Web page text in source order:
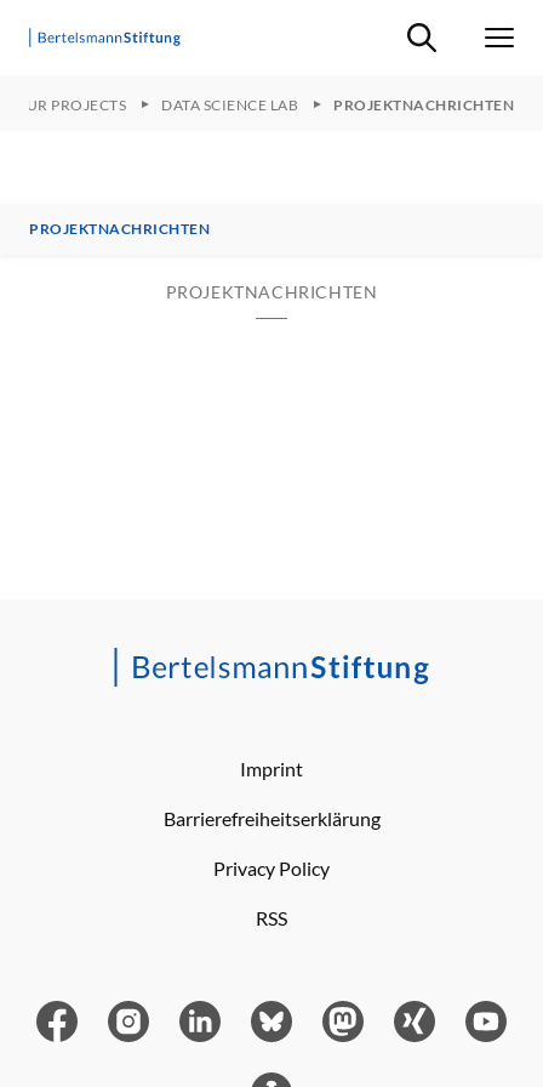
Suche ein-/
OUR PROJECTS DATA SCIENCE LAB PROJEKTNACHRICHTEN
PROJEKTNACHRICHTEN
PROJEKTNACHRICHTEN
Imprint
Barrierefreiheitserklärung
Privacy Policy
RSS